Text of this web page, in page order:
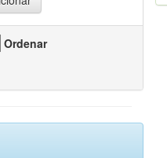
Ordenar